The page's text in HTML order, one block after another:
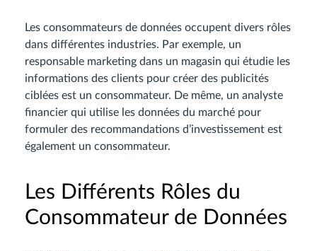
Les consommateurs de données occupent divers rôles
dans différentes industries. Par exemple, un
responsable marketing dans un magasin qui étudie les
informations des clients pour créer des publicités
ciblées est un consommateur. De même, un analyste
financier qui utilise les données du marché pour
formuler des recommandations d’investissement est
également un consommateur.
Les Différents Rôles du
Consommateur de Données